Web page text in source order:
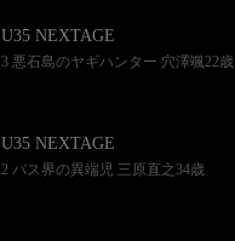
U35 NEXTAGE
3 悪石島のヤギハンター 穴澤颯22歳
U35 NEXTAGE
2 バス界の異端児 三原直之34歳